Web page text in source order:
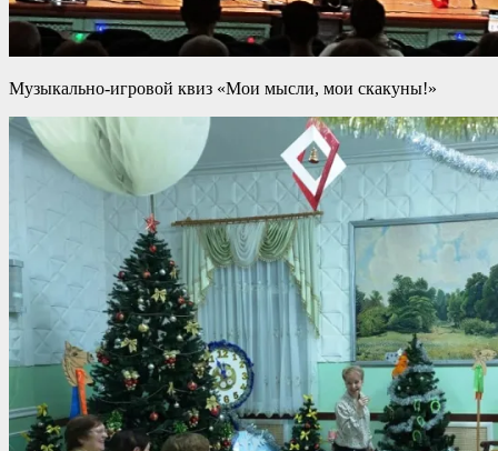
Музыкально-игровой квиз «Мои мысли, мои скакуны!»